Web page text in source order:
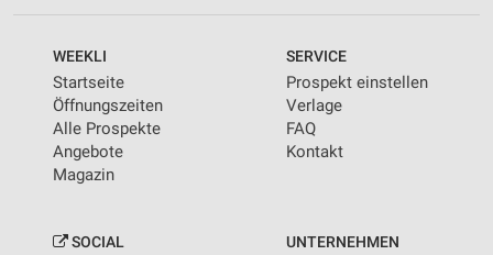
WEEKLI
Startseite
Öffnungszeiten
Alle Prospekte
Angebote
Magazin
SERVICE
Prospekt einstellen
Verlage
FAQ
Kontakt
SOCIAL UNTERNEHMEN